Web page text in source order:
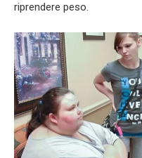
riprendere peso.